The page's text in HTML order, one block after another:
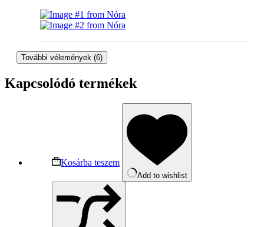
További vélemények (6)
Kapcsolódó termékek
Kosárba teszem
Add to wishlist